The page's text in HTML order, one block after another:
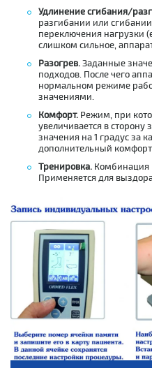
Удлинение сгибания/
разгибании или
переключения нагрузки
слишком сильное,
Разогрев.Заданные
подходов. После чего
нормальном режиме
значениями.
Комфорт. Режим, при
увеличивается в
значения на 1 градус за
дополнительный
Тренировка. Комбинация
Применяется для